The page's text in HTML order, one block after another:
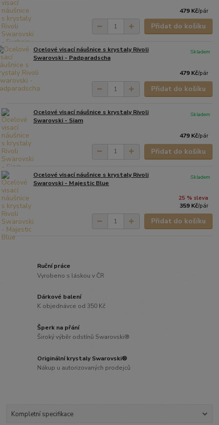
479 Kč/pár
Přidat do košíku
Ocelové visací náušnice s krystaly Rivoli
Swarovski - Padparadscha
479 Kč/pár
Skladem
Přidat do košíku
Ocelové visací náušnice s krystaly Rivoli
Swarovski - Siam
479 Kč/pár
Skladem
Přidat do košíku
Ocelové visací náušnice s krystaly Rivoli
Swarovski - Majestic Blue
25 % sleva
359 Kč/pár
Skladem
Přidat do košíku
Ruční práce
Vyrobeno s láskou v ČR
Dárkové balení
K objednávce od 350 Kč
Šperk na přání
Široký výběr odstínů Swarovski®
Originální krystaly Swarovski®
Nákup u autorizovaných prodejců
Kompletní specifikace